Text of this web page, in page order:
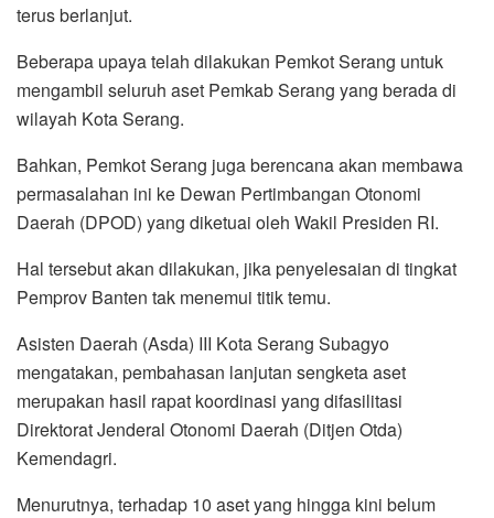
terus berlanjut.
Beberapa upaya telah dilakukan Pemkot Serang untuk
mengambil seluruh aset Pemkab Serang yang berada di
wilayah Kota Serang.
Bahkan, Pemkot Serang juga berencana akan membawa
permasalahan ini ke Dewan Pertimbangan Otonomi
Daerah (DPOD) yang diketuai oleh Wakil Presiden RI.
Hal tersebut akan dilakukan, jika penyelesaian di tingkat
Pemprov Banten tak menemui titik temu.
Asisten Daerah (Asda) III Kota Serang Subagyo
mengatakan, pembahasan lanjutan sengketa aset
merupakan hasil rapat koordinasi yang difasilitasi
Direktorat Jenderal Otonomi Daerah (Ditjen Otda)
Kemendagri.
Menurutnya, terhadap 10 aset yang hingga kini belum